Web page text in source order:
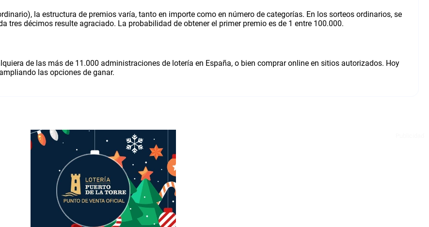
la estructura de premios varía, tanto en importe como en número de categorías. En los sorteos ordinarios, se
tres décimos resulte agraciado. La probabilidad de obtener el primer premio es de 1 entre 100.000.
de las más de 11.000 administraciones de lotería en España, o bien comprar online en sitios autorizados. Hoy
las opciones de ganar.